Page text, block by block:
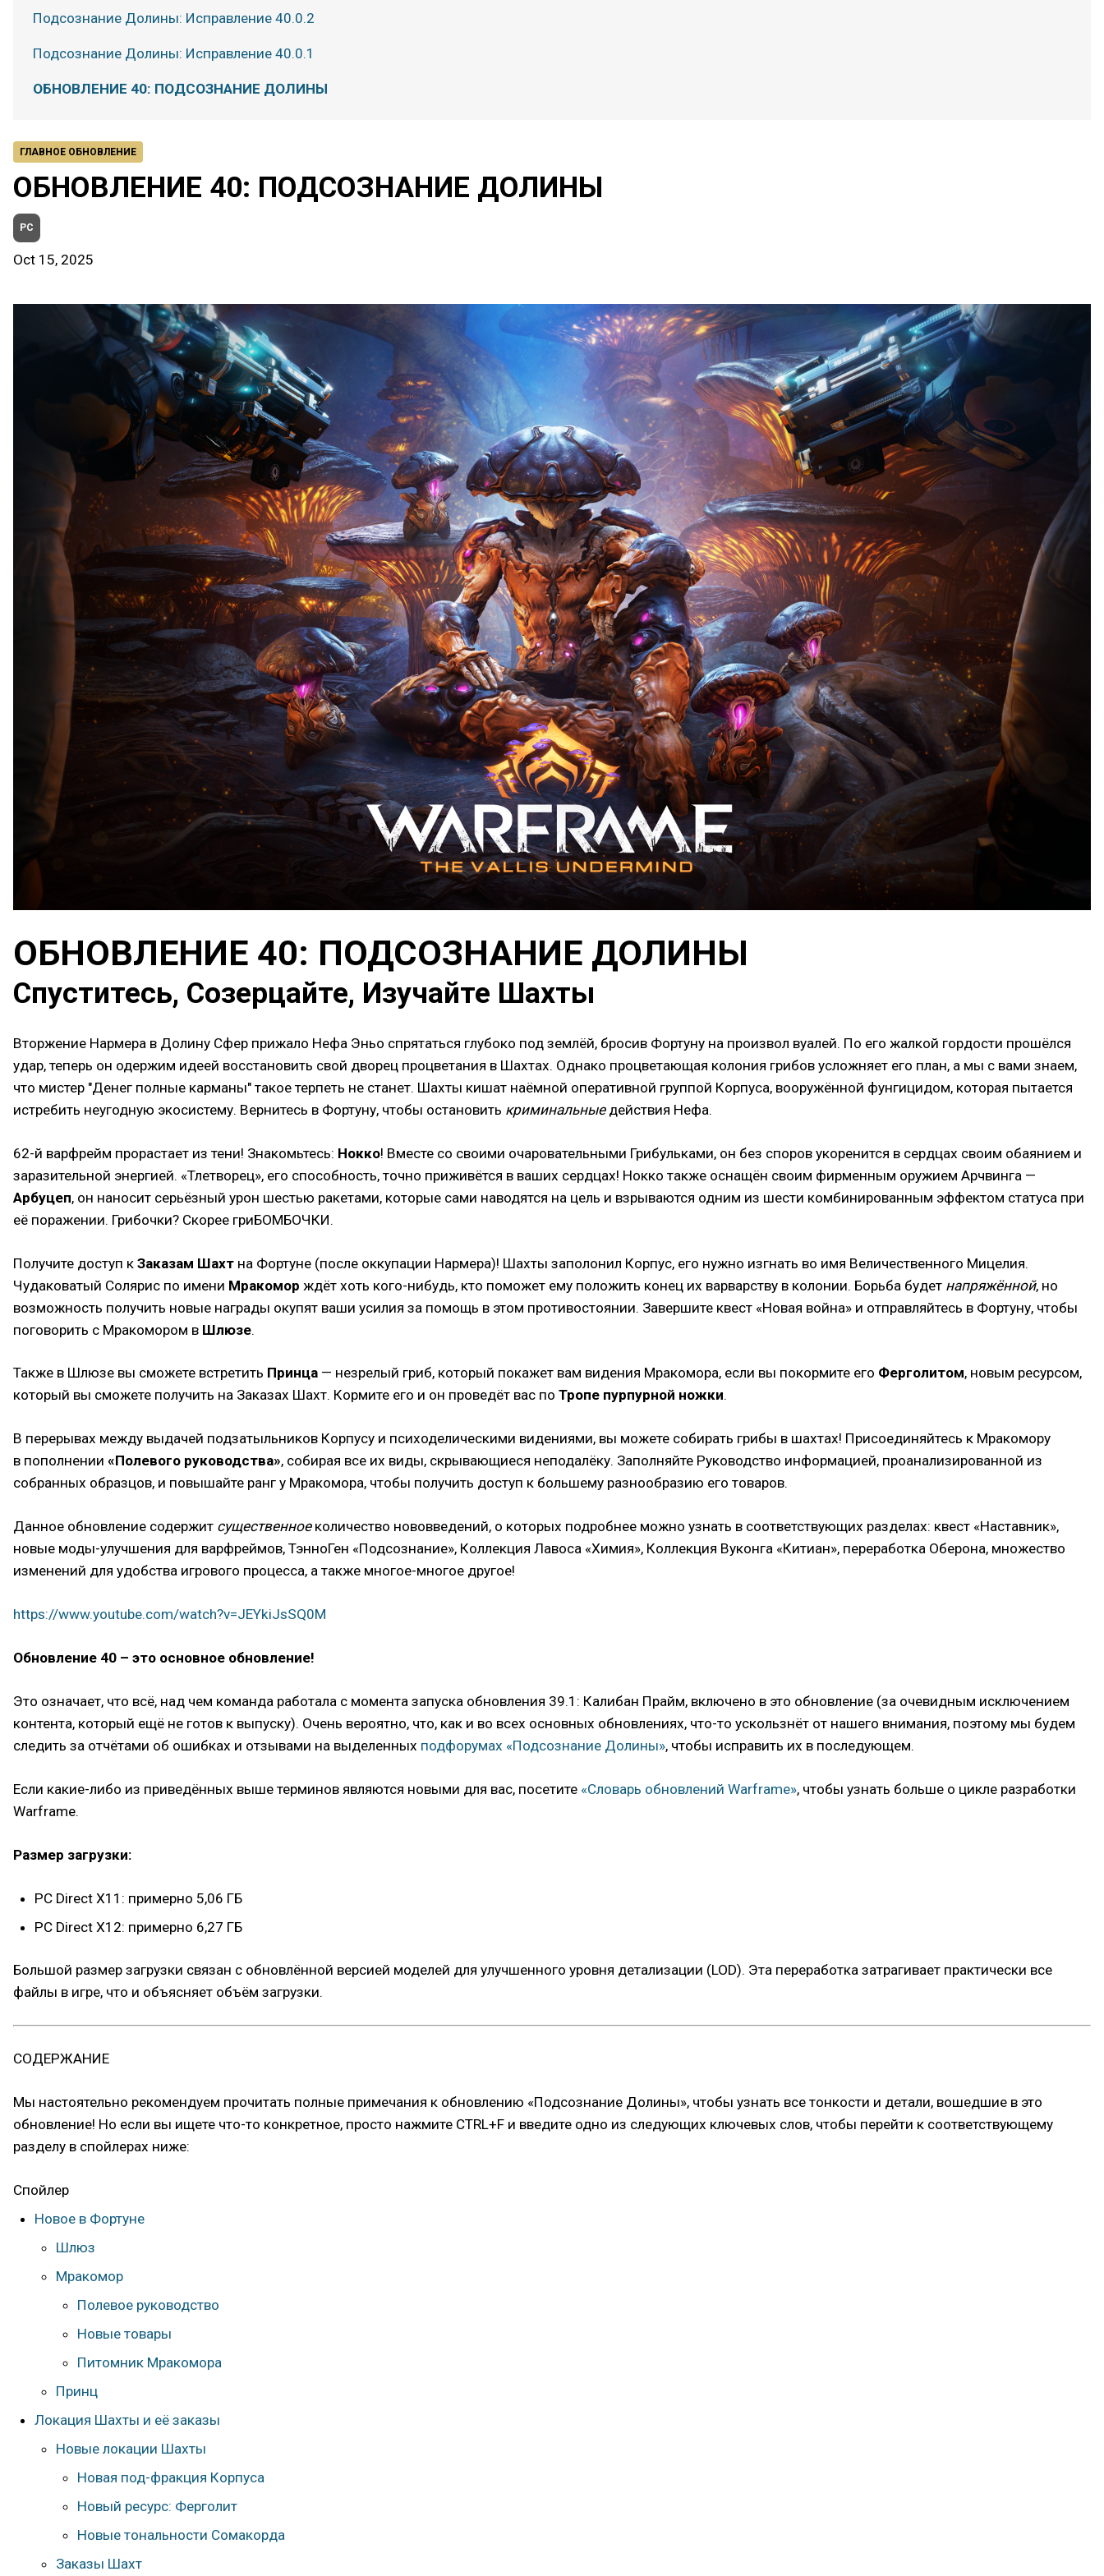
ГЛАВНОЕ ОБНОВЛЕНИЕ
ОБНОВЛЕНИЕ 40: ПОДСОЗНАНИЕ ДОЛИНЫ
PC
Oct 15, 2025
ОБНОВЛЕНИЕ 40: ПОДСОЗНАНИЕ ДОЛИНЫ
Спуститесь, Созерцайте, Изучайте Шахты
Вторжение Нармера в Долину Сфер прижало Нефа Эньо спрятаться глубоко под землёй, бросив Фортуну на произвол вуалей. По его жалкой гордости прошёлся
удар, теперь он одержим идеей восстановить свой дворец процветания в Шахтах. Однако процветающая колония грибов усложняет его план, а мы с вами знаем,
что мистер "Денег полные карманы" такое терпеть не станет. Шахты кишат наёмной оперативной группой Корпуса, вооружённой фунгицидом, которая пытается
истребить неугодную экосистему. Вернитесь в Фортуну, чтобы остановить криминальныедействия Нефа.
62-й варфрейм прорастает из тени! Знакомьтесь: Нокко! Вместе со своими очаровательными Грибульками, он без споров укоренится в сердцах своим обаянием и
заразительной энергией. «Тлетворец», его способность, точно приживётся в ваших сердцах! Нокко также оснащён своим фирменным оружием Арчвинга —
Арбуцеп, он наносит серьёзный урон шестью ракетами, которые сами наводятся на цель и взрываются одним из шести комбинированным эффектом статуса при
её поражении. Грибочки? Скорее гриБОМБОЧКИ.
Получите доступ к Заказам Шахт на Фортуне (после оккупации Нармера)! Шахты заполонил Корпус, его нужно изгнать во имя Величественного Мицелия.
Чудаковатый Солярис по имени Мракомор ждёт хоть кого-нибудь, кто поможет ему положить конец их варварству в колонии. Борьба будет напряжённой, но
возможность получить новые награды окупят ваши усилия за помощь в этом противостоянии. Завершите квест «Новая война» и отправляйтесь в Фортуну, чтобы
поговорить с Мракомором в Шлюзе.
Также в Шлюзе вы сможете встретить Принца — незрелый гриб, который покажет вам видения Мракомора, если вы покормите его Ферголитом, новым ресурсом,
который вы сможете получить на Заказах Шахт. Кормите его и он проведёт вас по Тропе пурпурной ножки.
В перерывах между выдачей подзатыльников Корпусу и психоделическими видениями, вы можете собирать грибы в шахтах! Присоединяйтесь к Мракомору
в пополнении «Полевого руководства», собирая все их виды, скрывающиеся неподалёку. Заполняйте Руководство информацией, проанализированной из
собранных образцов, и повышайте ранг у Мракомора, чтобы получить доступ к большему разнообразию его товаров.
Данное обновление содержит существенноеколичество нововведений, о которых подробнее можно узнать в соответствующих разделах: квест «Наставник»,
новые моды-улучшения для варфреймов, ТэнноГен «Подсознание», Коллекция Лавоса «Химия», Коллекция Вуконга «Китиан», переработка Оберона, множество
изменений для удобства игрового процесса, а также многое-многое другое!
https://www.youtube.com/watch?v=JEYkiJsSQ0M
Обновление 40 – это основное обновление!
Это означает, что всё, над чем команда работала с момента запуска обновления 39.1: Калибан Прайм, включено в это обновление (за очевидным исключением
контента, который ещё не готов к выпуску). Очень вероятно, что, как и во всех основных обновлениях, что-то ускользнёт от нашего внимания, поэтому мы будем
следить за отчётами об ошибках и отзывами на выделенных подфорумах «Подсознание Долины», чтобы исправить их в последующем.
Если какие-либо из приведённых выше терминов являются новыми для вас, посетите «Словарь обновлений Warframe», чтобы узнать больше о цикле разработки
Warframe.
Размер загрузки:
PC Direct X11: примерно 5,06 ГБ
PC Direct X12: примерно 6,27 ГБ
Большой размер загрузки связан с обновлённой версией моделей для улучшенного уровня детализации (LOD). Эта переработка затрагивает практически все
файлы в игре, что и объясняет объём загрузки.
СОДЕРЖАНИЕ
Мы настоятельно рекомендуем прочитать полные примечания к обновлению «Подсознание Долины», чтобы узнать все тонкости и детали, вошедшие в это
обновление! Но если вы ищете что-то конкретное, просто нажмите CTRL+F и введите одно из следующих ключевых слов, чтобы перейти к соответствующему
разделу в спойлерах ниже:
Спойлер
Новое в Фортуне
Шлюз
Мракомор
Полевое руководство
Новые товары
Питомник Мракомора
Принц
Локация Шахты и её заказы
Новые локации Шахты
Новая под-фракция Корпуса
Новый ресурс: Ферголит
Новые тональности Сомакорда
Заказы Шахт
Подсознание Долины: Исправление 40.0.2
Подсознание Долины: Исправление 40.0.1
ОБНОВЛЕНИЕ 40: ПОДСОЗНАНИЕ ДОЛИНЫ